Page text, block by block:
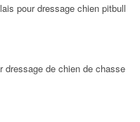
pour dressage chien pitbull
de chien de chasse